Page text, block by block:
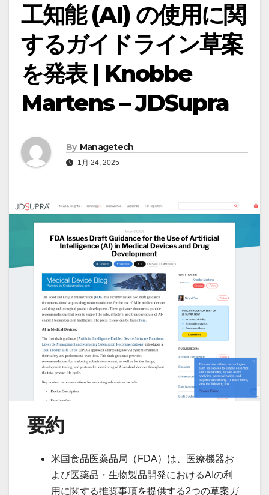
工知能 (AI) の使用に関
するガイドライン草案
を発表 | Knobbe
Martens – JDSupra
By Managetech
1月 24, 2025
要約
米国食品医薬品局（FDA）は、医療機器お
よび医薬品・生物製品開発におけるAIの利
用に関する推奨事項を提供する2つの草案ガ